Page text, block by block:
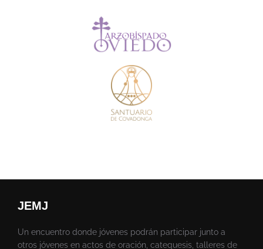
JEMJ
Un encuentro donde jóvenes podrán participar junto a
otros jóvenes en actos de oración, catequesis, talleres de